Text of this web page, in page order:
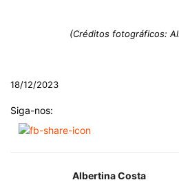
(Créditos fotográficos:
18/12/2023
Siga-nos:
Albertina Costa